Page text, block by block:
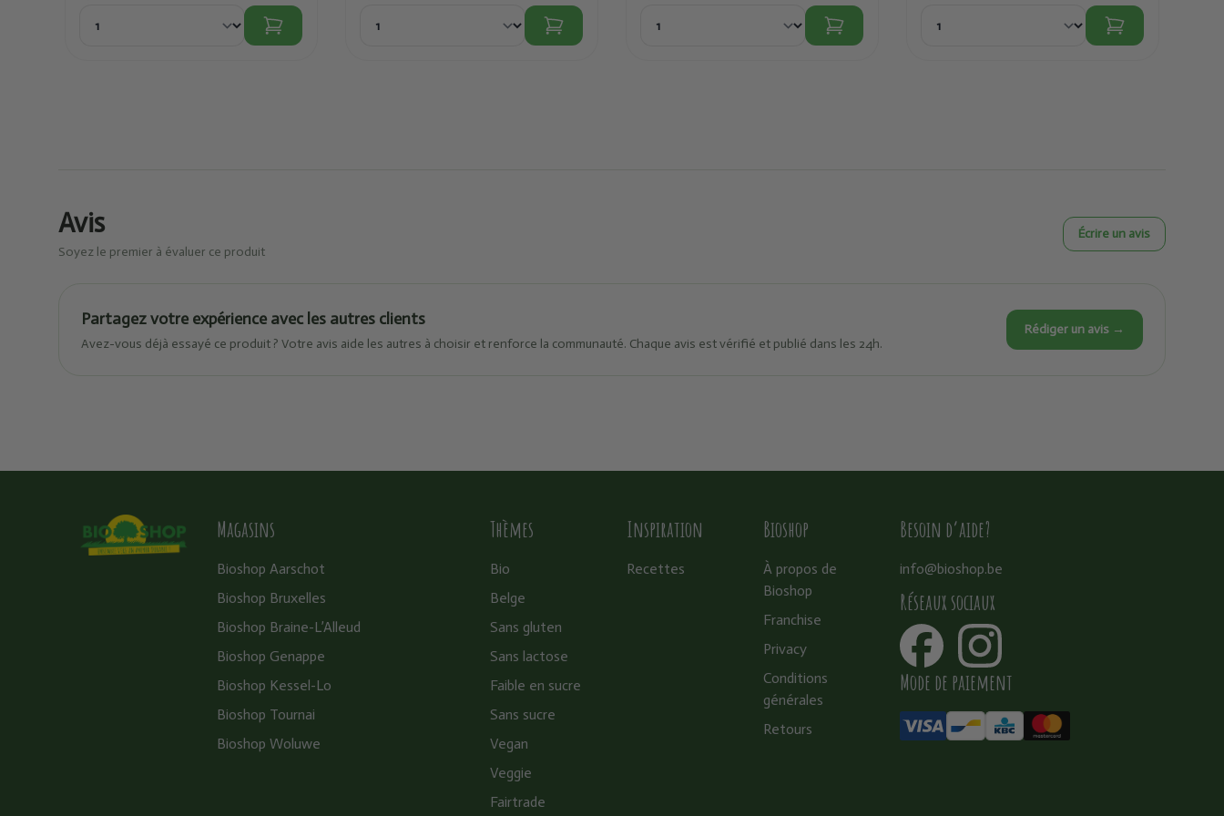
Avis
Soyez le premier à évaluer ce produit
Écrire un avis
Partagez votre expérience avec les autres clients
Avez-vous déjà essayé ce produit ? Votre avis aide les autres à choisir et renforce la communauté. Chaque avis est vérifié et publié dans les 24h.
Rédiger un avis →
Magasins
Bioshop Aarschot
Bioshop Bruxelles
Bioshop Braine-L’Alleud
Bioshop Genappe
Bioshop Kessel-Lo
Bioshop Tournai
Bioshop Woluwe
Thèmes
Bio
Belge
Sans gluten
Sans lactose
Faible en sucre
Sans sucre
Vegan
Veggie
Fairtrade
Inspiration
Recettes
Bioshop
À propos de
Bioshop
Franchise
Privacy
Conditions
générales
Retours
Besoin d’aide?
info@bioshop.be
Réseaux sociaux
Mode de paiement